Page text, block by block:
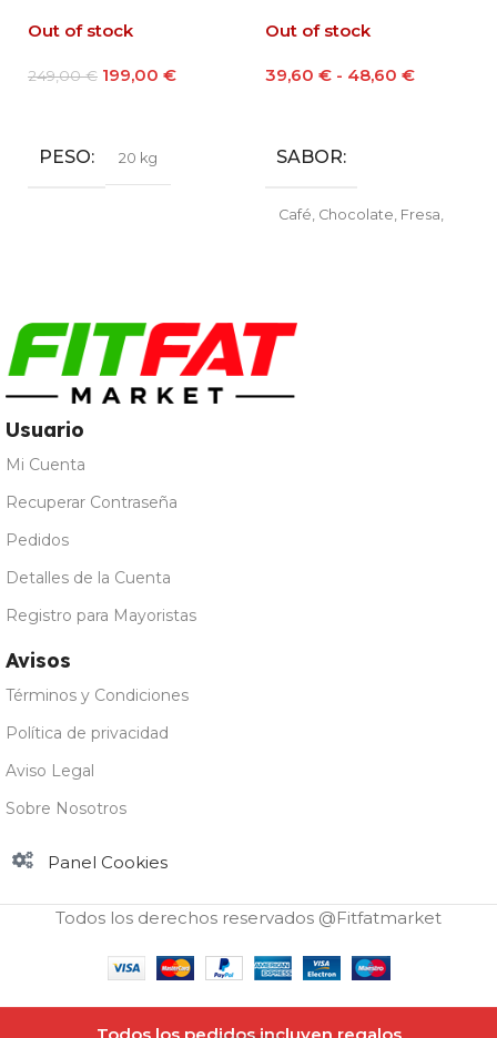
Out of stock
249,00€ 199,00 €
PESO 20 kg
Out of stock
39,60 € - 48,60 €
SABOR
Café, Chocolate, Fresa,
Usuario
Mi Cuenta
Recuperar Contraseña
Pedidos
Detalles de la Cuenta
Registro para Mayoristas
Avisos
Términos y Condiciones
Política de privacidad
Aviso Legal
Sobre Nosotros
Panel Cookies
Todos los derechos reservados @Fitfatmarket